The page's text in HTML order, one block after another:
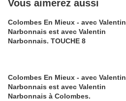
Vous aimerez aussi
Colombes En Mieux - avec Valentin
Narbonnais est avec Valentin
Narbonnais. TOUCHE 8
Colombes En Mieux - avec Valentin
Narbonnais est avec Valentin
Narbonnais à Colombes.